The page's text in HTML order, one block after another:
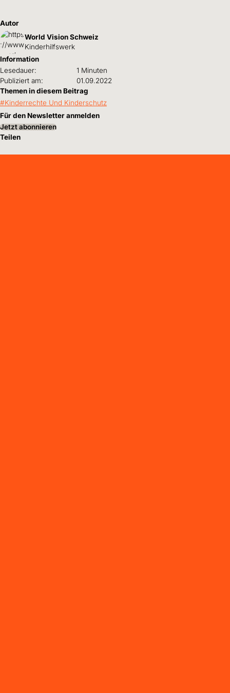
Autor
World Vision Schweiz
Kinderhilfswerk
Information
Lesedauer:
1 Minuten
Publiziert am:
01.09.2022
Themen in diesem Beitrag
Kinderrechte Und Kinderschutz
Für den Newsletter anmelden
Jetzt abonnieren
Teilen